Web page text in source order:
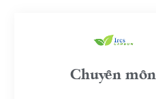
Chuyên môn